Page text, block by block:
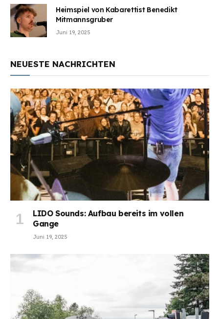
Heimspiel von Kabarettist Benedikt
Mitmannsgruber
Juni 19, 2025
NEUESTE NACHRICHTEN
LIDO Sounds: Aufbau bereits im vollen
Gange
Juni 19, 2025